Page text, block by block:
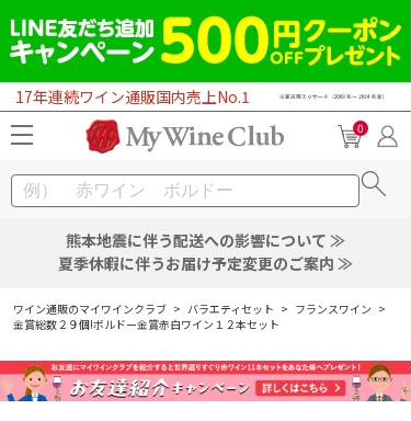
17年連続ワイン通販国内売上No.1
0
熊本地震に伴う配送への影響について ≫
夏季休暇に伴うお届け予定変更のご案内 ≫
ワイン通販のマイワインクラブ > バラエティセット > フランスワイン >
金賞総数２９個!ボルドー金賞赤白ワイン１２本セット